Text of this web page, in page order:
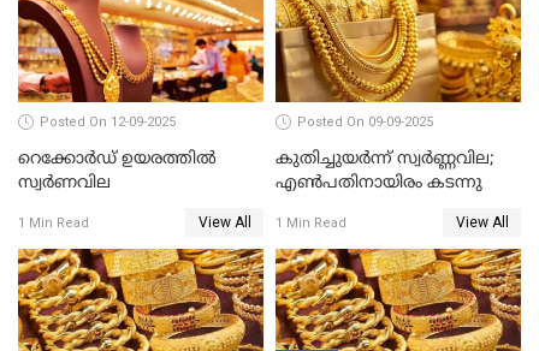
Posted On 12-09-2025
റെക്കോര്‍ഡ് ഉയരത്തിൽ
സ്വര്‍ണവില
1 Min Read View All
Posted On 09-09-2025
കുതിച്ചുയർന്ന് സ്വർണ്ണവില;
എണ്‍പതിനായിരം കടന്നു
1 Min Read View All